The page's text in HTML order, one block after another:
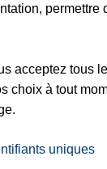
5
acceptez tous
choix à tout
uniques